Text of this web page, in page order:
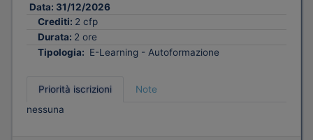
Data: 31/12/2026
Crediti: 2 cfp
Durata: 2 ore
Tipologia: E-Learning - Autoformazione
Priorità iscrizioni
Note
nessuna